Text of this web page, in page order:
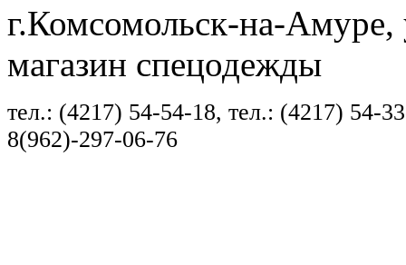
г.Комсомольск-на-
магазин спецодежды
тел.: (4217) 54-54-18, тел.: (4217) 54-
8(962)-297-06-76